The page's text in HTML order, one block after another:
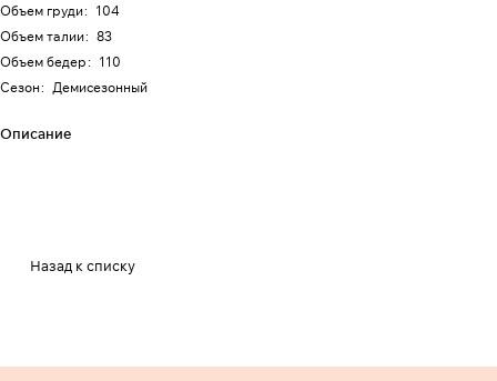
Объем груди: 104
Объем талии: 83
Объем бедер: 110
Сезон: Демисезонный
Описание
Назад к списку